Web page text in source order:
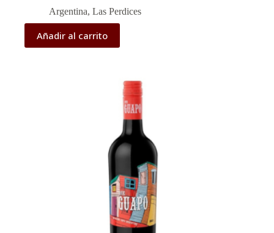
Argentina, Las Perdices
Añadir al carrito